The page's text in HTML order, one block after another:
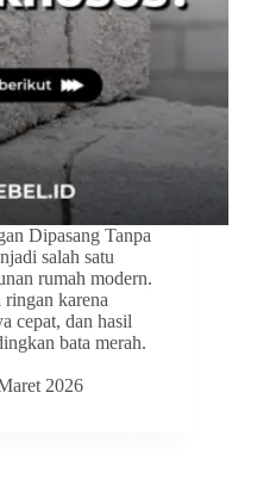
Dipasang Tanpa
salah satu
rumah modern.
karena
cepat, dan hasil
bata merah.
2026